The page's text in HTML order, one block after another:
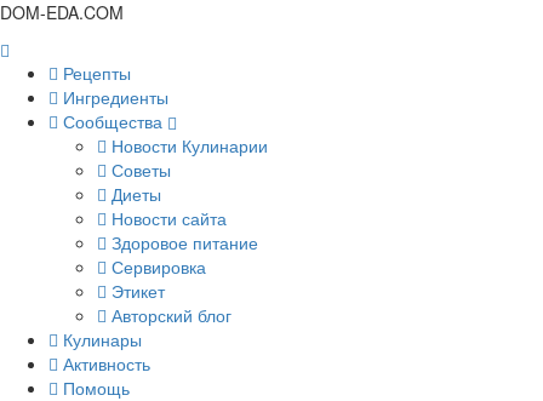
DOM-EDA.COM
Рецепты
Ингредиенты
Сообщества
Новости Кулинарии
Советы
Диеты
Новости сайта
Здоровое питание
Сервировка
Этикет
Авторский блог
Кулинары
Активность
Помощь